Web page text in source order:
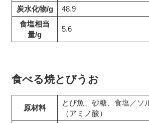
炭水化物/g
48.9
食塩相当
量/g
5.6
食べる焼とびうお
原材料
とび魚、砂糖、食塩／ソ
（アミノ酸）